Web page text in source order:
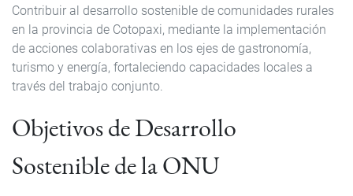
Contribuir al desarrollo sostenible de comunidades rurales
en la provincia de Cotopaxi, mediante la implementación
de acciones colaborativas en los ejes de gastronomía,
turismo y energía, fortaleciendo capacidades locales a
través del trabajo conjunto.
Objetivos de Desarrollo
Sostenible de la ONU